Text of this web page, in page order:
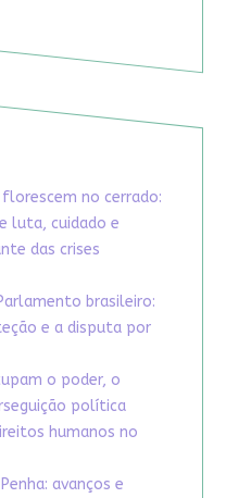
florescem no cerrado:
luta, cuidado e
das crises
brasileiro:
e a disputa por
o poder, o
política
humanos no
avanços e